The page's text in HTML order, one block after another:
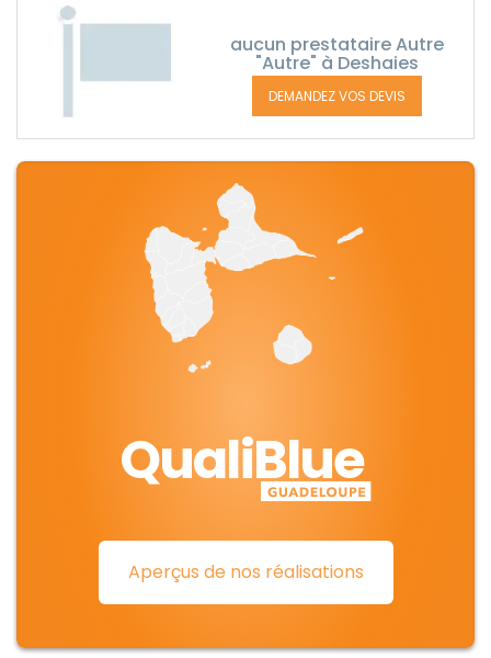
aucun prestataire Autre
"Autre" à Deshaies
DEMANDEZ VOS DEVIS
QualiBlue
Aperçus de nos réalisations